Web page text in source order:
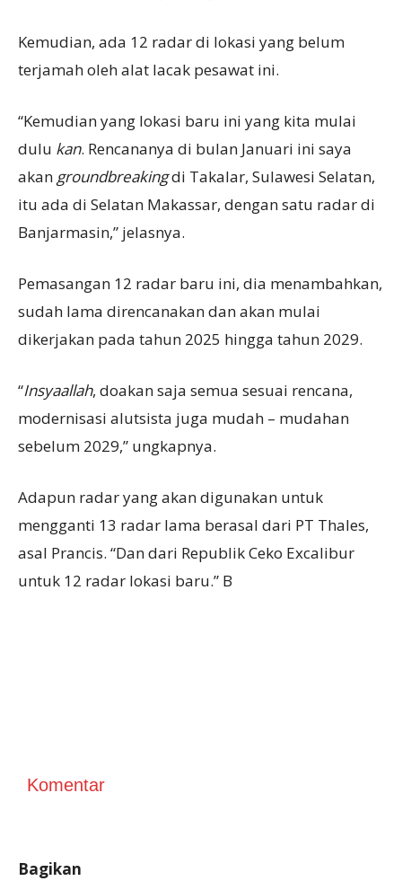
Kemudian, ada 12 radar di lokasi yang belum
terjamah oleh alat lacak pesawat ini.
“Kemudian yang lokasi baru ini yang kita mulai
dulu kan. Rencananya di bulan Januari ini saya
akan groundbreakingdi Takalar, Sulawesi Selatan,
itu ada di Selatan Makassar, dengan satu radar di
Banjarmasin,” jelasnya.
Pemasangan 12 radar baru ini, dia menambahkan,
sudah lama direncanakan dan akan mulai
dikerjakan pada tahun 2025 hingga tahun 2029.
“Insyaallah, doakan saja semua sesuai rencana,
modernisasi alutsista juga mudah – mudahan
sebelum 2029,” ungkapnya.
Adapun radar yang akan digunakan untuk
mengganti 13 radar lama berasal dari PT Thales,
asal Prancis. “Dan dari Republik Ceko Excalibur
untuk 12 radar lokasi baru.” B
Komentar
Bagikan